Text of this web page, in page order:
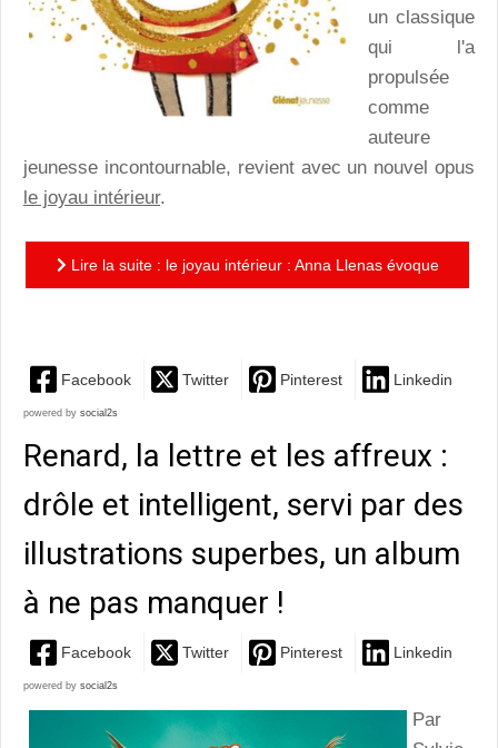
un classique
qui l'a
propulsée
comme
auteure
jeunesse incontournable, revient avec un nouvel opus
le joyau intérieur.
Lire la suite : le joyau intérieur : Anna Llenas évoque
Facebook Twitter Pinterest Linkedin
powered by social2s
Renard, la lettre et les affreux :
drôle et intelligent, servi par des
illustrations superbes, un album
à ne pas manquer !
Facebook Twitter Pinterest Linkedin
powered by social2s
Par